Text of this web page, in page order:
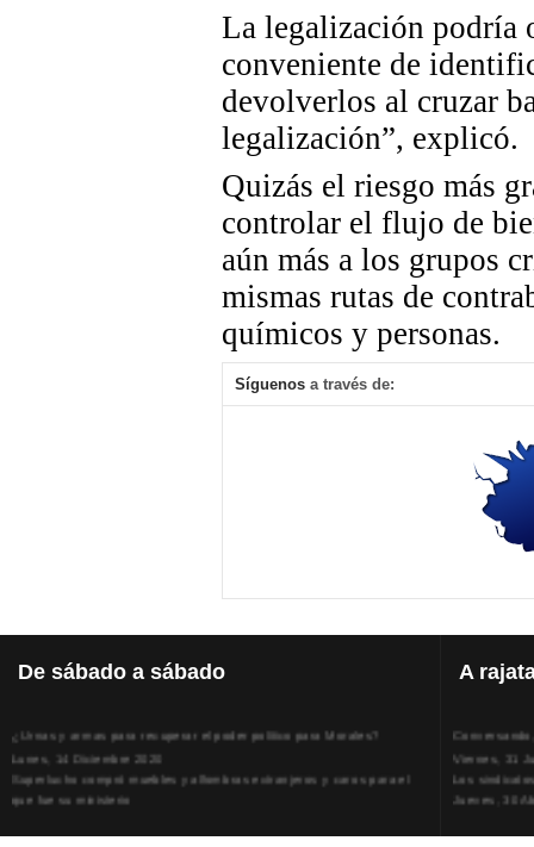
La legalización podría
conveniente de
devolverlos al cruzar
legalización”, explicó.
Quizás el riesgo más
controlar el flujo de
aún más a los grupos
mismas rutas de
químicos y personas.
Síguenos a través de:
De sábado a sábado
Lunes, 14 Diciembre 2020
Superlucho compró muebles y alfombras extranjeros y caros para el
que fue su ministerio
Viernes, 11 Diciembre 2020
A
Viernes, 31
Los
Jueves, 30
La